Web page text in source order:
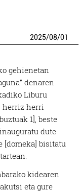
2025/08/01
gehienetan
denaren
Liburu
herriz herri
1], beste
dute
[domeka] bisitatu
kidearen
eta gure